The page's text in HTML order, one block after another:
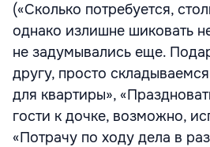
(«Сколько потребуется,
однако излишне шиковать
не задумывались еще.
другу, просто
для квартиры»,
гости к дочке, возможно,
«Потрачу по ходу дела в